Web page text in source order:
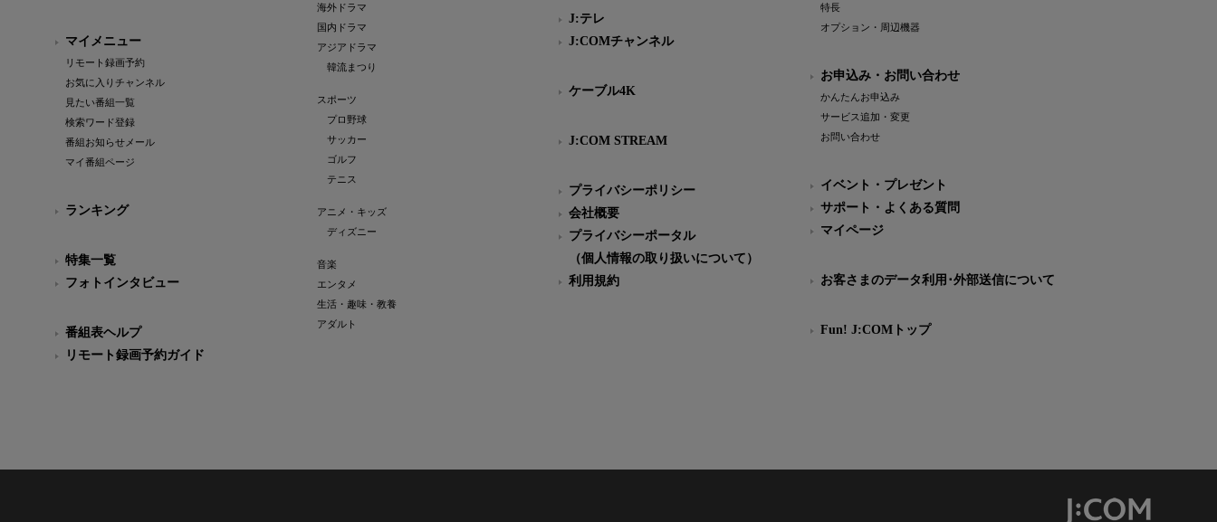
マイメニュー
リモート録画予約
お気に入りチャンネル
見たい番組一覧
検索ワード登録
番組お知らせメール
マイ番組ページ
ランキング
特集一覧
フォトインタビュー
番組表ヘルプ
リモート録画予約ガイド
海外ドラマ
国内ドラマ
アジアドラマ
韓流まつり
スポーツ
プロ野球
サッカー
ゴルフ
テニス
アニメ・キッズ
ディズニー
音楽
エンタメ
生活・趣味・教養
アダルト
J:テレ
J:COMチャンネル
ケーブル4K
J:COM STREAM
プライバシーポリシー
会社概要
プライバシーポータル
（個人情報の取り扱いについて）
利用規約
特長
オプション・周辺機器
お申込み・お問い合わせ
かんたんお申込み
サービス追加・変更
お問い合わせ
イベント・プレゼント
サポート・よくある質問
マイページ
お客さまのデータ利用･外部送信について
Fun! J:COMトップ